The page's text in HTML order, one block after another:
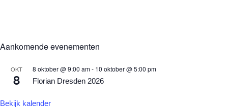
Aankomende evenementen
OKT
8
8 oktober @ 9:00 am- 10 oktober @ 5:00 pm
Florian Dresden 2026
Bekijk kalender